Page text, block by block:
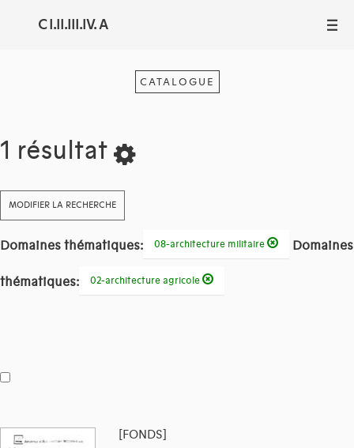
C I.II.III.IV. A III
CATALOGUE
1 résultat
MODIFIER LA RECHERCHE
Domaines thématiques: 08-architecture militaire Domaines
thématiques: 02-architecture agricole
[FONDS]